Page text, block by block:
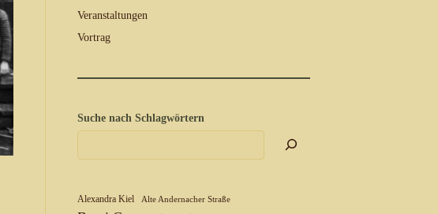
Veranstaltungen
Vortrag
Suche nach Schlagwörtern
Alexandra Kiel Alte Andernacher Straße